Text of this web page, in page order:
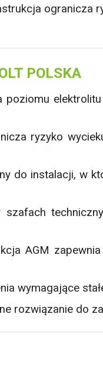
POLSKA
ryzyko
do instalacji, w
szafach
AGM
wymagające
rozwiązanie do